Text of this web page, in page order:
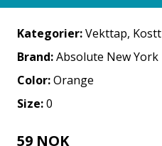
Kategorier:Vekttap,
Brand:Absolute New York
Color:Orange
Size:0
59 NOK